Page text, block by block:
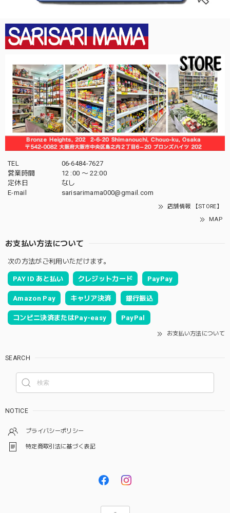
TEL
06-6484-7627
営業時間
12 :00 〜 22:00
定休日
なし
E-mail
sarisarimama000@gmail.com
店舗情報 【STORE】
MAP
お支払い方法について
次の方法がご利用いただけます。
PAY ID あと払い クレジットカード PayPay
Amazon Pay キャリア決済 銀行振込
コンビニ決済またはPay-easy PayPal
お支払い方法について
SEARCH
NOTICE
プライバシーポリシー
特定商取引法に基づく表記